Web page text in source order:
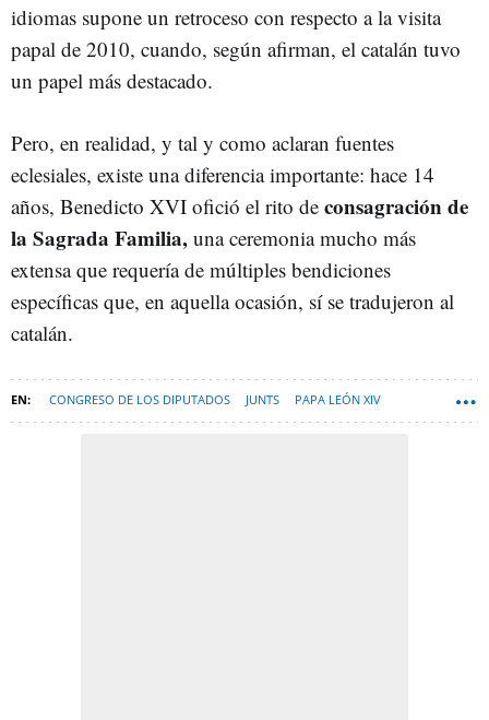
idiomas supone un retroceso con respecto a la visita
papal de 2010, cuando, según afirman, el catalán tuvo
un papel más destacado.
Pero, en realidad, y tal y como aclaran fuentes
eclesiales, existe una diferencia importante: hace 14
años, Benedicto XVI ofició el rito de consagración de
la Sagrada Familia, una ceremonia mucho más
extensa que requería de múltiples bendiciones
específicas que, en aquella ocasión, sí se tradujeron al
catalán.
CONGRESO DE LOS DIPUTADOS JUNTS PAPA LEÓN XIV